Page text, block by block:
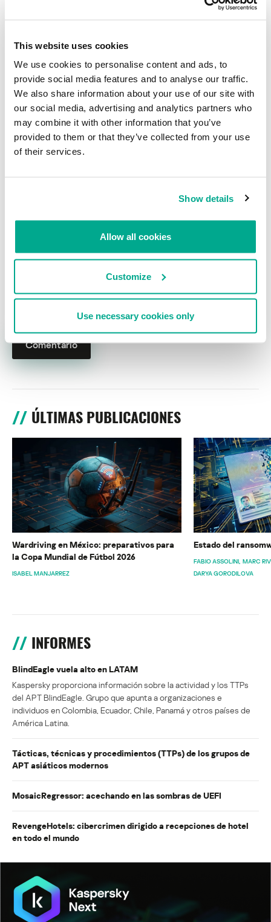
This website uses cookies
We use cookies to personalise content and ads, to
provide social media features and to analyse our traffic.
We also share information about your use of our site with
our social media, advertising and analytics partners who
may combine it with other information that you’ve
provided to them or that they’ve collected from your use
of their services.
Show details
Allow all cookies
Customize
Use necessary cookies only
Valores, Yahoo también admitió que sabía en 2014 que los
Congreso exigió respuestas a la gerente general de Yahoo, Marissa
Mayer, calificando los dos años entre el ataque y su revelación
como algo “inaceptable”.
Fuente:Threatpost
Fuga de datos de Yahoo en 2013 afectó a
3000 millones de cuentas
Correo electrónico
ÚLTIMAS PUBLICACIONES
Wardriving en México: preparativos para
la Copa Mundial de Fútbol 2026
ISABEL MANJARREZ
Estado del
FABIO ASSOLINI MARC
DARYA GORODILOVA
INFORMES
BlindEagle vuela alto en LATAM
Kaspersky proporciona información sobre la actividad y los TTPs
del APT BlindEagle. Grupo que apunta a organizaciones e
individuos en Colombia, Ecuador, Chile, Panamá y otros países de
América Latina.
Tácticas, técnicas y procedimientos (TTPs) de los grupos de
APT asiáticos modernos
MosaicRegressor: acechando en las sombras de UEFI
RevengeHotels: cibercrimen dirigido a recepciones de hotel
en todo el mundo